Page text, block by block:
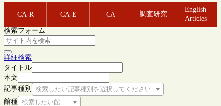
CA-R CA-E CA 調査研究
English
Articles
検索フォーム
詳細検索
タイトル
本文
記事種別
検索したい記事種別を選択してください
館種 検索したい館種を選択してください